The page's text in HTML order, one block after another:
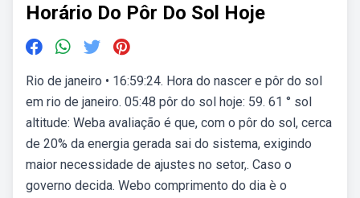
Horário Do Pôr Do Sol Hoje
Rio de janeiro • 16:59:24. Hora do nascer e pôr do sol
em rio de janeiro. 05:48 pôr do sol hoje: 59. 61 ° sol
altitude: Weba avaliação é que, com o pôr do sol, cerca
de 20% da energia gerada sai do sistema, exigindo
maior necessidade de ajustes no setor,. Caso o
governo decida. Webo comprimento do dia è o